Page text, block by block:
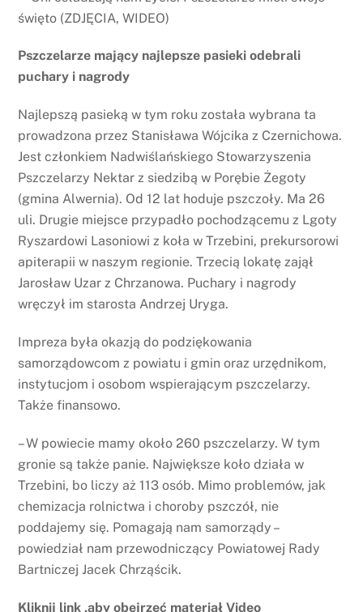
Pszczelarze mający najlepsze pasieki odebrali
puchary i nagrody
Najlepszą pasieką w tym roku została wybrana ta
prowadzona przez Stanisława Wójcika z Czernichowa.
Jest członkiem Nadwiślańskiego Stowarzyszenia
Pszczelarzy Nektar z siedzibą w Porębie Żegoty
(gmina Alwernia). Od 12 lat hoduje pszczoły. Ma 26
uli. Drugie miejsce przypadło pochodzącemu z Lgoty
Ryszardowi Lasoniowi z koła w Trzebini, prekursorowi
apiterapii w naszym regionie. Trzecią lokatę zajął
Jarosław Uzar z Chrzanowa. Puchary i nagrody
wręczył im starosta Andrzej Uryga.
Impreza była okazją do podziękowania
samorządowcom z powiatu i gmin oraz urzędnikom,
instytucjom i osobom wspierającym pszczelarzy.
Także finansowo.
– W powiecie mamy około 260 pszczelarzy. W tym
gronie są także panie. Największe koło działa w
Trzebini, bo liczy aż 113 osób. Mimo problemów, jak
chemizacja rolnictwa i choroby pszczół, nie
poddajemy się. Pomagają nam samorządy –
powiedział nam przewodniczący Powiatowej Rady
Bartniczej Jacek Chrząścik.
Kliknij link ,aby obejrzeć materiał Video